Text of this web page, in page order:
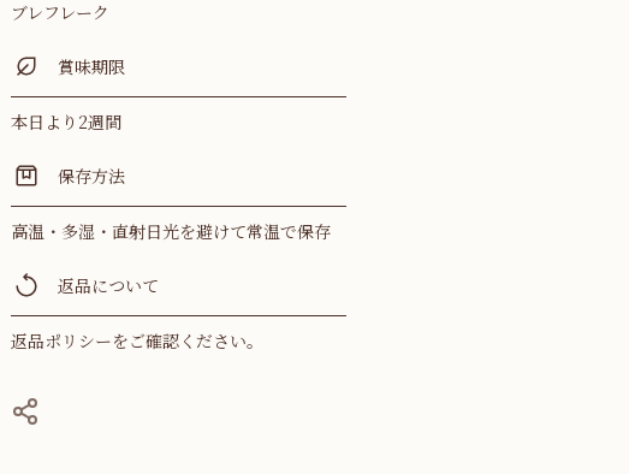
ブレフレーク
賞味期限
本日より2週間
保存方法
高温・多湿・直射日光を避けて常温で保存
返品について
返品ポリシーをご確認ください。